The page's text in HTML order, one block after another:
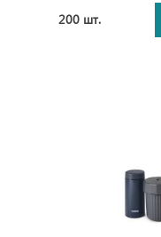
200 шт.